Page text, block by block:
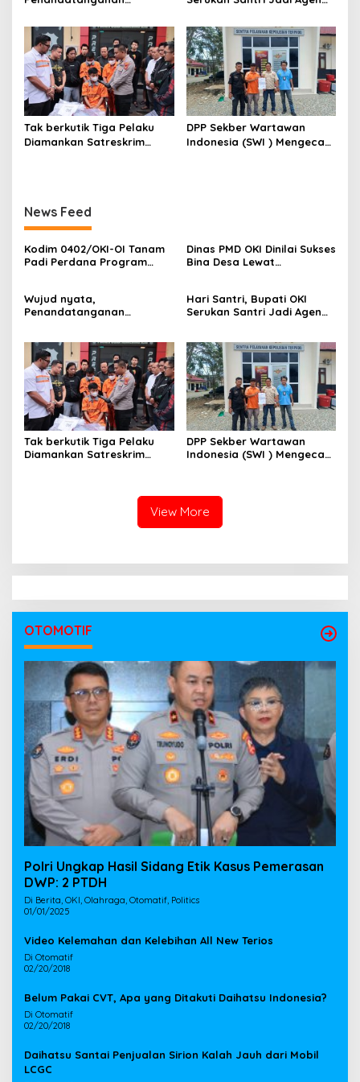
o
s
Berantas Halinar di
Lingkungan
Pemasyarakatan
Kayuagung ( LP )
Berakhlak
Tak berkutik Tiga Pelaku
Diamankan Satreskrim
DPP Sekber Wartawan
Indonesia (SWI ) Mengecam
News Feed
Kodim 0402/OKI-OI Tanam
Padi Perdana Program
Dinas PMD OKI Dinilai Sukses
Bina Desa Lewat
Wujud nyata,
Penandatanganan
Lingkungan
Pemasyarakatan
Kayuagung ( LP )
Hari Santri, Bupati OKI
Serukan Santri Jadi Agen
Tak berkutik Tiga Pelaku
Diamankan Satreskrim
DPP Sekber Wartawan
Indonesia (SWI ) Mengecam
View More
OTOMOTIF
Polri Ungkap Hasil Sidang Etik Kasus Pemerasan
DWP: 2 PTDH
Di Berita, OKI, Olahraga, Otomatif, Politics
01/01/2025
Video Kelemahan dan Kelebihan All New Terios
Di Otomatif
02/20/2018
Belum Pakai CVT, Apa yang Ditakuti Daihatsu Indonesia?
Di Otomatif
02/20/2018
Daihatsu Santai Penjualan Sirion Kalah Jauh dari Mobil
LCGC